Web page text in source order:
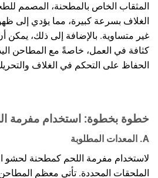
المثقاب الخاص بالمطحنة، المصمم
الغلاف بسرعة كبيرة، مما يؤدي إلى
غير متساوية. بالإضافة إلى ذلك، يمكن
كثافة في العمل، خاصةً مع المطاحن
الحفاظ على التحكم في الغلاف
خطوة بخطوة: استخدام مفرمة
A. المعدات المطلوبة
لاستخدام مفرمة اللحم كمطحنة لحشو
الملحقات المحددة. تأتي معظم المطاحن